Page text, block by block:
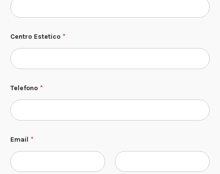
Centro Estetico *
Telefono *
Email *